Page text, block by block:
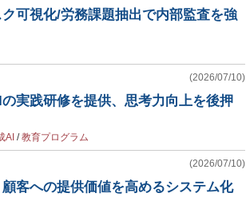
可視化/労務課題抽出で内部監査を強
(2026/07/10)
実践研修を提供、思考力向上を後押
AI /教育プログラム
(2026/07/10)
客への提供価値を高めるシステム化